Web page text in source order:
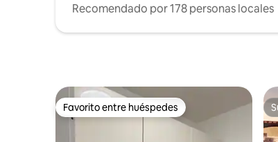
Recomendado por 178 personas locales
Favorito entre huéspedes
Favorito entre huéspedes